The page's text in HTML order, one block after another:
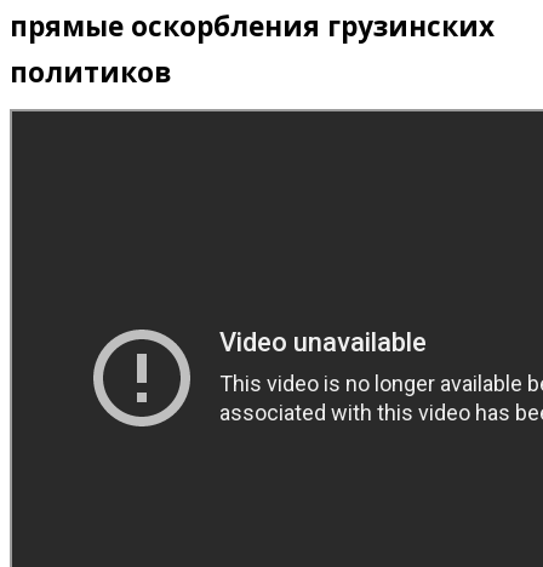
прямые оскорбления грузинских
политиков